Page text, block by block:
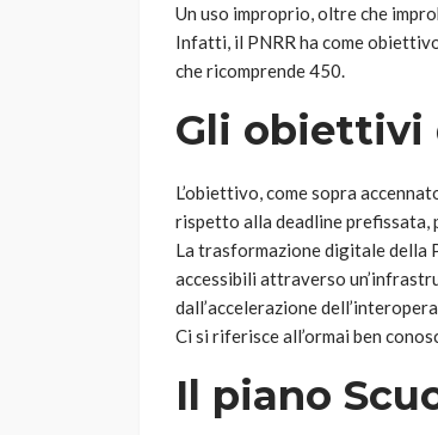
Un uso improprio, oltre che
Infatti, il PNRR ha come
che ricomprende 450.
Gli obiettivi
L’obiettivo, come sopra
rispetto alla deadline
La trasformazione digitale della
accessibili attraverso
dall’accelerazione
Ci si riferisce all’ormai ben
Il piano